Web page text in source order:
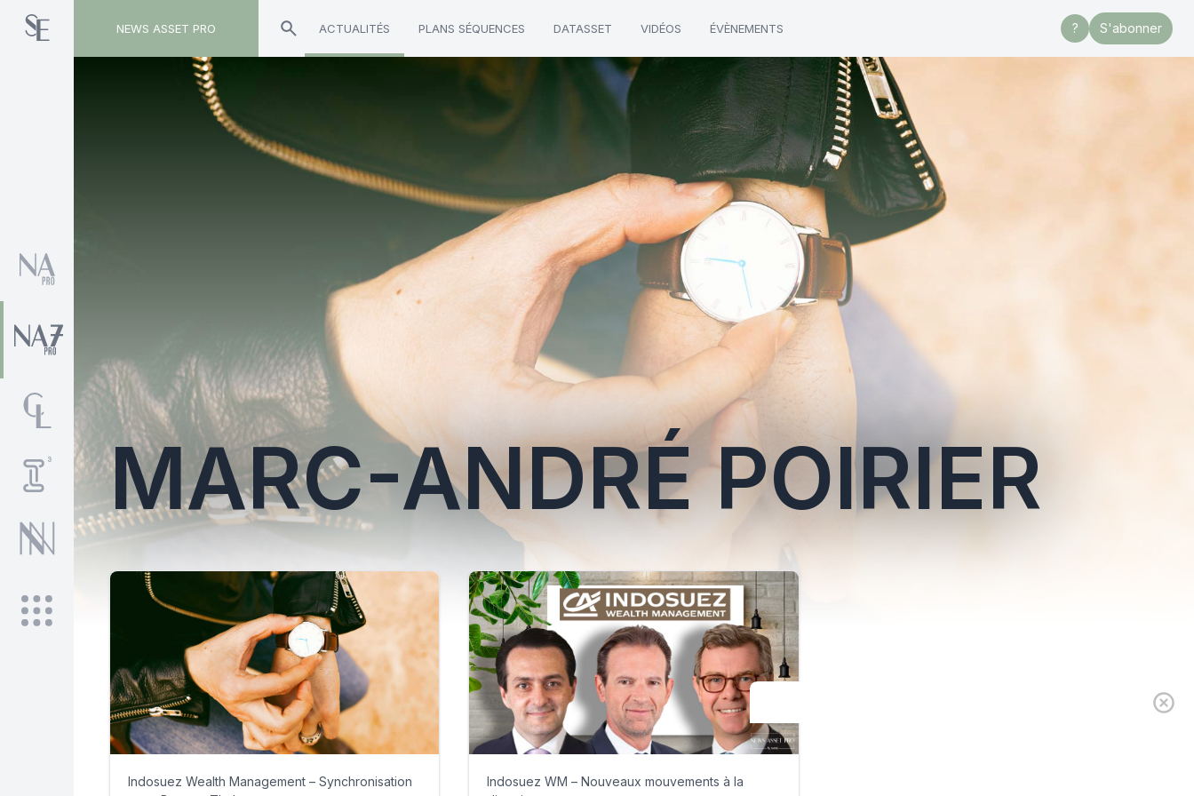
NEWS ASSET PRO ACTUALITÉS PLANS SÉQUENCES DATASSET VIDÉOS ÉVÈNEMENTS ? S'abonner
Toute l'actualité sur le tag "Marc-André Poirier"
MARC-ANDRÉ POIRIER
Indosuez Wealth Management – Synchronisation
Indosuez WM – Nouveaux mouvements à la